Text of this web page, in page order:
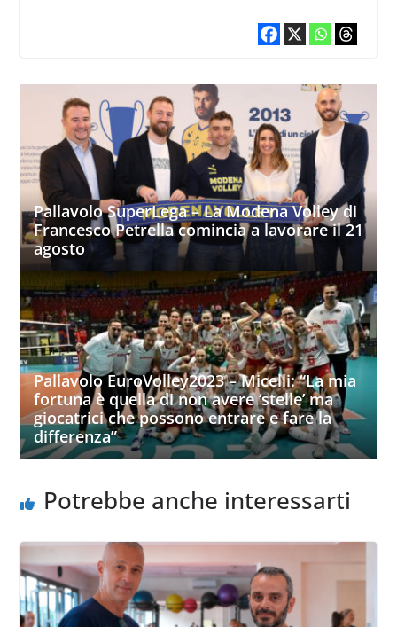
Pallavolo SuperLega – La Modena Volley di
Francesco Petrella comincia a lavorare il 21
agosto
Pallavolo EuroVolley2023 – Micelli: “La mia
fortuna è quella di non avere ‘stelle’ ma
giocatrici che possono entrare e fare la
differenza”
Potrebbe anche interessarti